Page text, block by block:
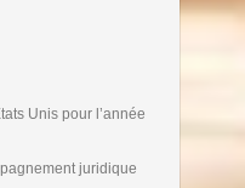
Unis pour l’année
juridique